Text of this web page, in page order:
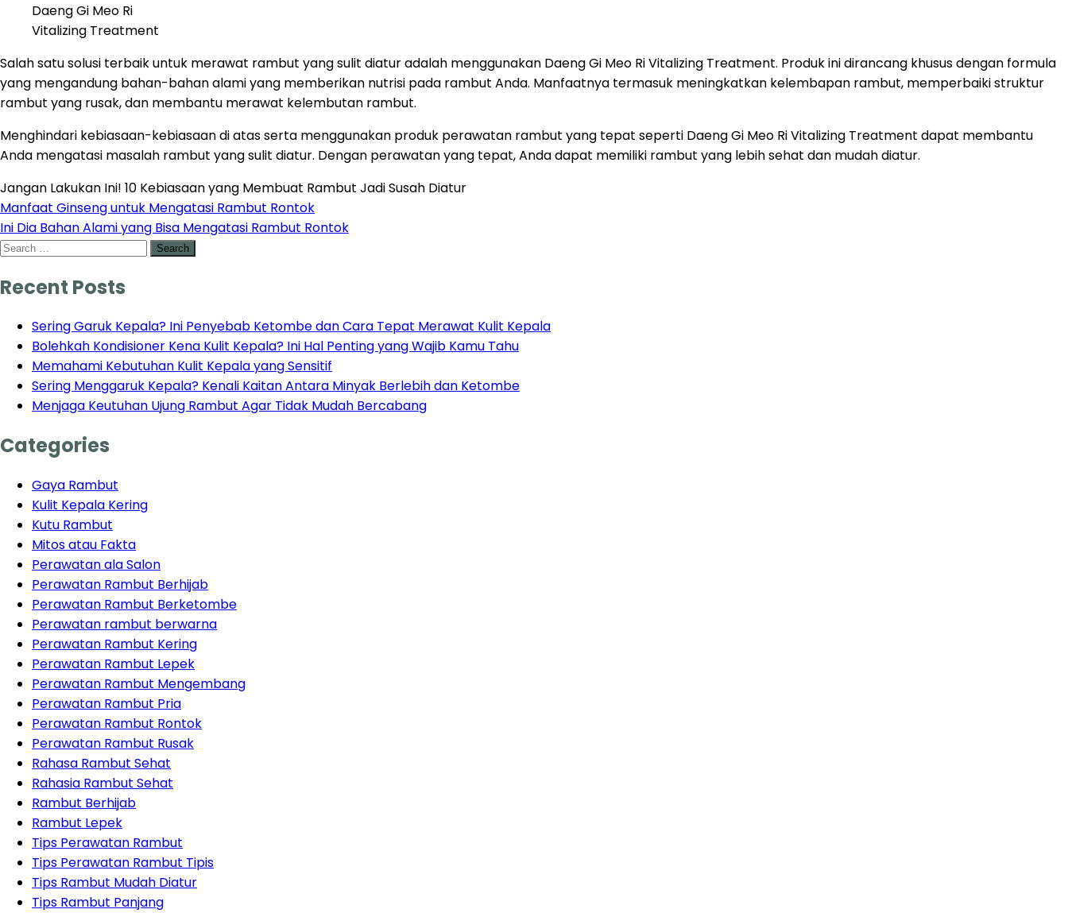
Daeng Gi Meo Ri
Vitalizing Treatment
Salah satu solusi terbaik untuk merawat rambut yang sulit diatur adalah menggunakan Daeng Gi Meo Ri Vitalizing Treatment. Produk ini dirancang khusus dengan formula
yang mengandung bahan-bahan alami yang memberikan nutrisi pada rambut Anda. Manfaatnya termasuk meningkatkan kelembapan rambut, memperbaiki struktur
rambut yang rusak, dan membantu merawat kelembutan rambut.
Menghindari kebiasaan-kebiasaan di atas serta menggunakan produk perawatan rambut yang tepat seperti Daeng Gi Meo Ri Vitalizing Treatment dapat membantu
Anda mengatasi masalah rambut yang sulit diatur. Dengan perawatan yang tepat, Anda dapat memiliki rambut yang lebih sehat dan mudah diatur.
Jangan Lakukan Ini! 10 Kebiasaan yang Membuat Rambut Jadi Susah Diatur
Post
navigation
Manfaat Ginseng untuk Mengatasi Rambut Rontok
Ini Dia Bahan Alami yang Bisa Mengatasi Rambut Rontok
Search
Recent Posts
Sering Garuk Kepala? Ini Penyebab Ketombe dan Cara Tepat Merawat Kulit Kepala
Bolehkah Kondisioner Kena Kulit Kepala? Ini Hal Penting yang Wajib Kamu Tahu
Memahami Kebutuhan Kulit Kepala yang Sensitif
Sering Menggaruk Kepala? Kenali Kaitan Antara Minyak Berlebih dan Ketombe
Menjaga Keutuhan Ujung Rambut Agar Tidak Mudah Bercabang
Categories
Gaya Rambut
Kulit Kepala Kering
Kutu Rambut
Mitos atau Fakta
Perawatan ala Salon
Perawatan Rambut Berhijab
Perawatan Rambut Berketombe
Perawatan rambut berwarna
Perawatan Rambut Kering
Perawatan Rambut Lepek
Perawatan Rambut Mengembang
Perawatan Rambut Pria
Perawatan Rambut Rontok
Perawatan Rambut Rusak
Rahasa Rambut Sehat
Rahasia Rambut Sehat
Rambut Berhijab
Rambut Lepek
Tips Perawatan Rambut
Tips Perawatan Rambut Tipis
Tips Rambut Mudah Diatur
Tips Rambut Panjang